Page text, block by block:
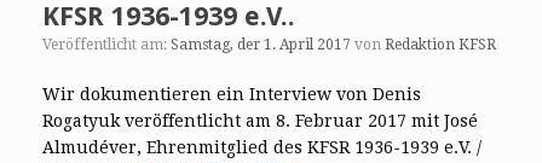
KFSR 1936-1939 e.V..
Veröffentlicht am: Samstag, der 1. April 2017 von Redaktion KFSR
Wir dokumentieren ein Interview von Denis
Rogatyuk veröffentlicht am 8. Februar 2017 mit José
Almudéver, Ehrenmitglied des KFSR 1936-1939 e.V. /